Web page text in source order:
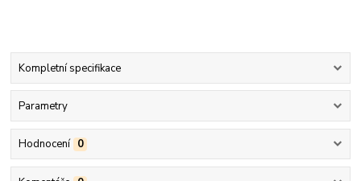
Kompletní specifikace
Parametry
Hodnocení 0